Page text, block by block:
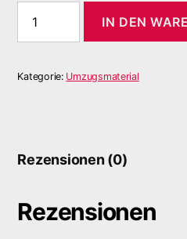
IN DEN
Kategorie: Umzugsmaterial
Rezensionen (0)
Rezensionen